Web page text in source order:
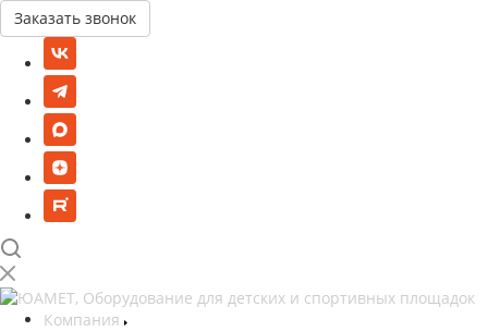
Заказать звонок
Компания